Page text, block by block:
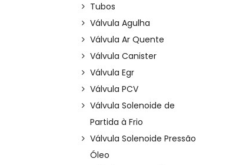
Tubos
Válvula Agulha
Válvula Ar Quente
Válvula Canister
Válvula Egr
Válvula PCV
Válvula Solenoide de
Partida à Frio
Válvula Solenoide Pressão
Óleo